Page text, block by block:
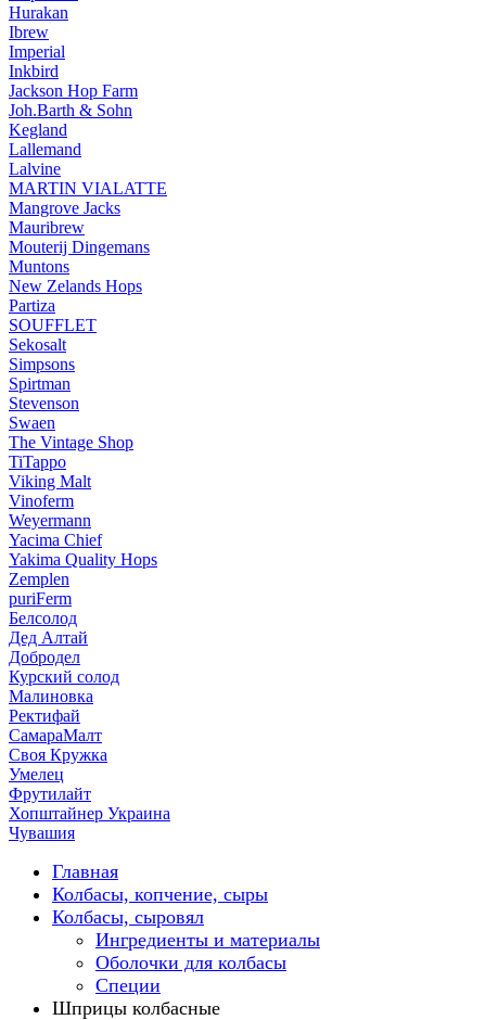
Hurakan
Ibrew
Imperial
Inkbird
Jackson Hop Farm
Joh.Barth & Sohn
Kegland
Lallemand
Lalvine
MARTIN VIALATTE
Mangrove Jacks
Mauribrew
Mouterij Dingemans
Muntons
New Zelands Hops
Partiza
SOUFFLET
Sekosalt
Simpsons
Spirtman
Stevenson
Swaen
The Vintage Shop
TiTappo
Viking Malt
Vinoferm
Weyermann
Yacima Chief
Yakima Quality Hops
Zemplen
puriFerm
Белсолод
Дед Алтай
Добродел
Курский солод
Малиновка
Ректифай
СамараМалт
Своя Кружка
Умелец
Фрутилайт
Хопштайнер Украина
Чувашия
Главная
Колбасы, копчение, сыры
Колбасы, сыровял
Ингредиенты и материалы
Оболочки для колбасы
Специи
Шприцы колбасные